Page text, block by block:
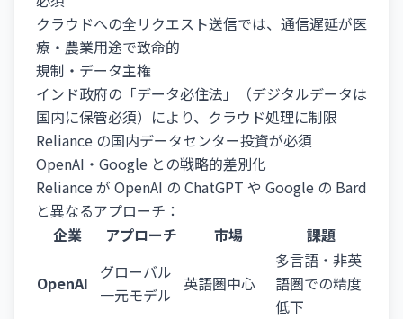
クラウドへの全リクエスト送信では、通信遅延が医
療・農業用途で致命的
規制・データ主権
インド政府の「データ必住法」（デジタルデータは
国内に保管必須）により、クラウド処理に制限
Reliance の国内データセンター投資が必須
OpenAI・Google との戦略的差別化
Reliance が OpenAI の ChatGPT や Google の Bard
と異なるアプローチ：
企業
アプローチ 市場 課題
OpenAI
グローバル
一元モデル
英語圏中心
多言語・非英
語圏での精度
低下